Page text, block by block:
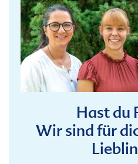
Hast du
Wir sind für